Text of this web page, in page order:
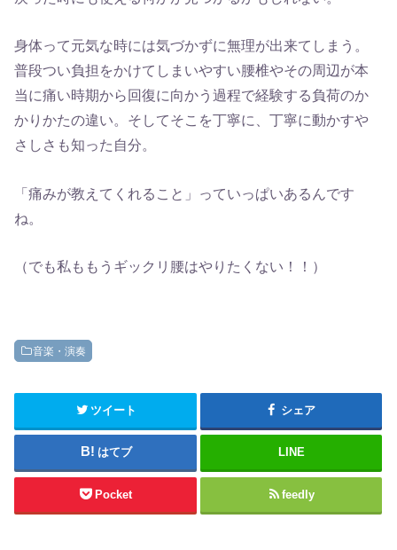
身体って元気な時には気づかずに無理が出来てしまう。
普段つい負担をかけてしまいやすい腰椎やその周辺が本
当に痛い時期から回復に向かう過程で経験する負荷のか
かりかたの違い。そしてそこを丁寧に、丁寧に動かすや
さしさも知った自分。
「痛みが教えてくれること」っていっぱいあるんです
ね。
（でも私ももうギックリ腰はやりたくない！！）
音楽・演奏
ツイート シェア
はてブ LINE
Pocket feedly